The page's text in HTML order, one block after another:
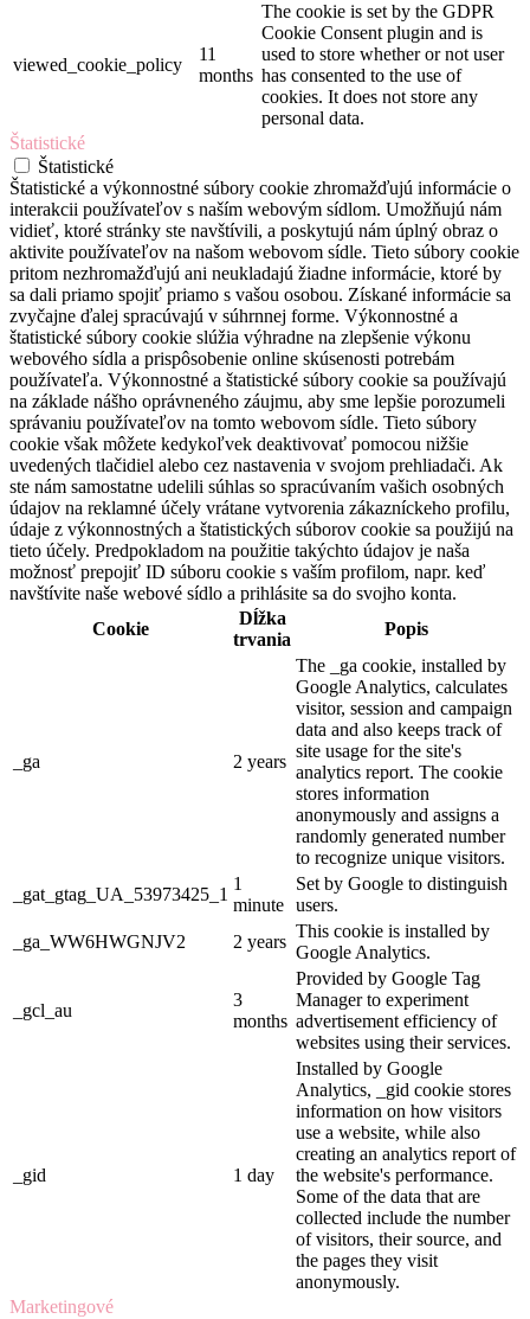
viewed_cookie_policy
11
months
The cookie is set by the GDPR
Cookie Consent plugin and is
used to store whether or not user
has consented to the use of
cookies. It does not store any
personal data.
Štatistické
Štatistické
Štatistické a výkonnostné súbory cookie zhromažďujú informácie o
interakcii používateľov s naším webovým sídlom. Umožňujú nám
vidieť, ktoré stránky ste navštívili, a poskytujú nám úplný obraz o
aktivite používateľov na našom webovom sídle. Tieto súbory cookie
pritom nezhromažďujú ani neukladajú žiadne informácie, ktoré by
sa dali priamo spojiť priamo s vašou osobou. Získané informácie sa
zvyčajne ďalej spracúvajú v súhrnnej forme. Výkonnostné a
štatistické súbory cookie slúžia výhradne na zlepšenie výkonu
webového sídla a prispôsobenie online skúsenosti potrebám
používateľa. Výkonnostné a štatistické súbory cookie sa používajú
na základe nášho oprávneného záujmu, aby sme lepšie porozumeli
správaniu používateľov na tomto webovom sídle. Tieto súbory
cookie však môžete kedykoľvek deaktivovať pomocou nižšie
uvedených tlačidiel alebo cez nastavenia v svojom prehliadači. Ak
ste nám samostatne udelili súhlas so spracúvaním vašich osobných
údajov na reklamné účely vrátane vytvorenia zákazníckeho profilu,
údaje z výkonnostných a štatistických súborov cookie sa použijú na
tieto účely. Predpokladom na použitie takýchto údajov je naša
možnosť prepojiť ID súboru cookie s vaším profilom, napr. keď
navštívite naše webové sídlo a prihlásite sa do svojho konta.
Cookie
Dĺžka
trvania
Popis
_ga 2 years
The _ga cookie, installed by
Google Analytics, calculates
visitor, session and campaign
data and also keeps track of
site usage for the site's
analytics report. The cookie
stores information
anonymously and assigns a
randomly generated number
to recognize unique visitors.
_gat_gtag_UA_53973425_1
1
minute
Set by Google to distinguish
users.
_ga_WW6HWGNJV2
2 years
This cookie is installed by
Google Analytics.
_gcl_au
3
months
Provided by Google Tag
Manager to experiment
advertisement efficiency of
websites using their services.
_gid 1 day
Installed by Google
Analytics, _gid cookie stores
information on how visitors
use a website, while also
creating an analytics report of
the website's performance.
Some of the data that are
collected include the number
of visitors, their source, and
the pages they visit
anonymously.
Marketingové